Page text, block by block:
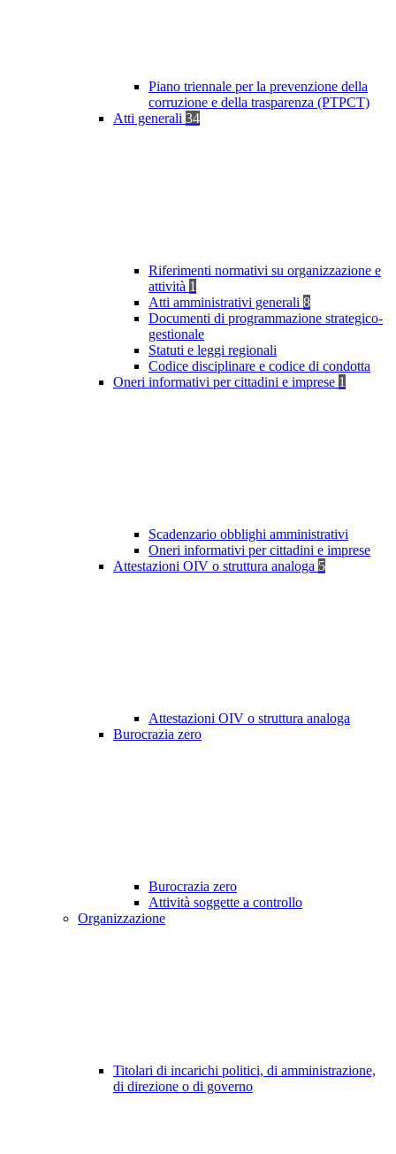
Piano triennale per la prevenzione della
corruzione e della trasparenza (PTPCT)
Atti generali 34
Riferimenti normativi su organizzazione e
attività 1
Atti amministrativi generali 8
Documenti di programmazione strategico-
gestionale
Statuti e leggi regionali
Codice disciplinare e codice di condotta
Oneri informativi per cittadini e imprese 1
Scadenzario obblighi amministrativi
Oneri informativi per cittadini e imprese
Attestazioni OIV o struttura analoga 5
Attestazioni OIV o struttura analoga
Burocrazia zero
Burocrazia zero
Attività soggette a controllo
Organizzazione
Titolari di incarichi politici, di amministrazione,
di direzione o di governo